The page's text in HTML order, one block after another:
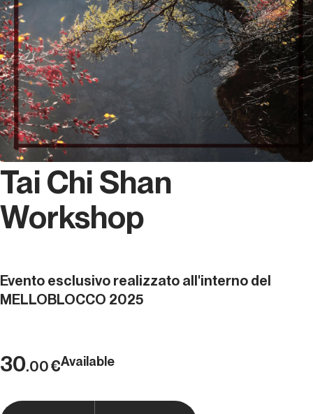
Tai Chi Shan
Workshop
Evento esclusivo realizzato all'interno del
MELLOBLOCCO 2025
30.00€Available